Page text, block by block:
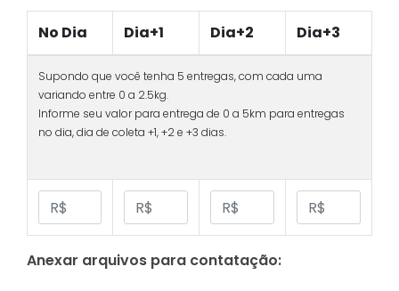
No Dia Dia+1 Dia+2 Dia+3
Supondo que você tenha 5 entregas, com cada uma
variando entre 0 a 2.5kg.
Informe seu valor para entrega de 0 a 5km para entregas
no dia, dia de coleta +1, +2 e +3 dias.
Anexar arquivos para contatação: